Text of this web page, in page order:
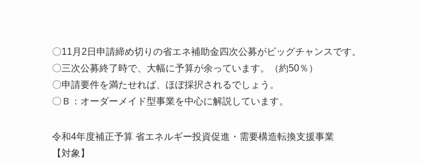
〇11月2日申請締め切りの省エネ補助金四次公募がビッグチャンスです。
〇三次公募終了時で、大幅に予算が余っています。（約50％）
〇申請要件を満たせれば、ほぼ採択されるでしょう。
〇Ｂ：オーダーメイド型事業を中心に解説しています。
令和4年度補正予算 省エネルギー投資促進・需要構造転換支援事業
【対象】